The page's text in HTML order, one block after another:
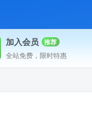
加入会员 推荐
全站免费，限时特惠